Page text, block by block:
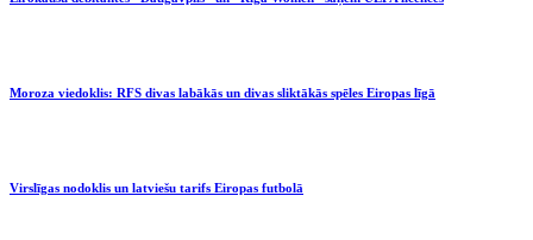
Moroza viedoklis: RFS divas labākās un divas sliktākās spēles Eiropas līgā
Virslīgas nodoklis un latviešu tarifs Eiropas futbolā